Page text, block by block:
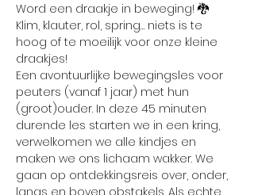
Word een draakje in beweging! 🐉
Klim, klauter, rol, spring… niets is te
hoog of te moeilijk voor onze kleine
draakjes!
Een avontuurlijke bewegingsles voor
peuters (vanaf 1 jaar) met hun
(groot)ouder. In deze 45 minuten
durende les starten we in een kring,
verwelkomen we alle kindjes en
maken we ons lichaam wakker. We
gaan op ontdekkingsreis over, onder,
langs en boven obstakels. Als echte